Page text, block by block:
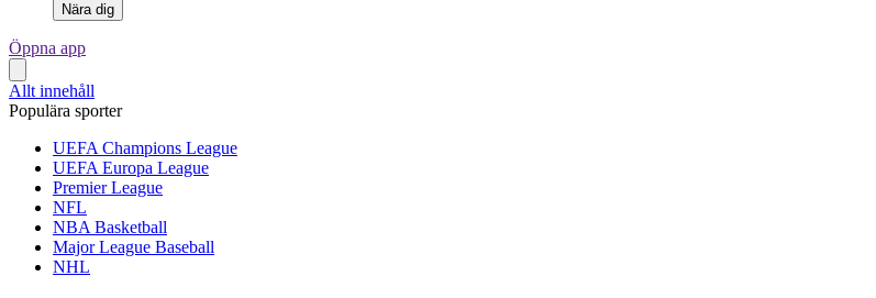
Nära dig
Öppna app
Allt innehåll
Populära sporter
UEFA Champions League
UEFA Europa League
Premier League
NFL
NBA Basketball
Major League Baseball
NHL